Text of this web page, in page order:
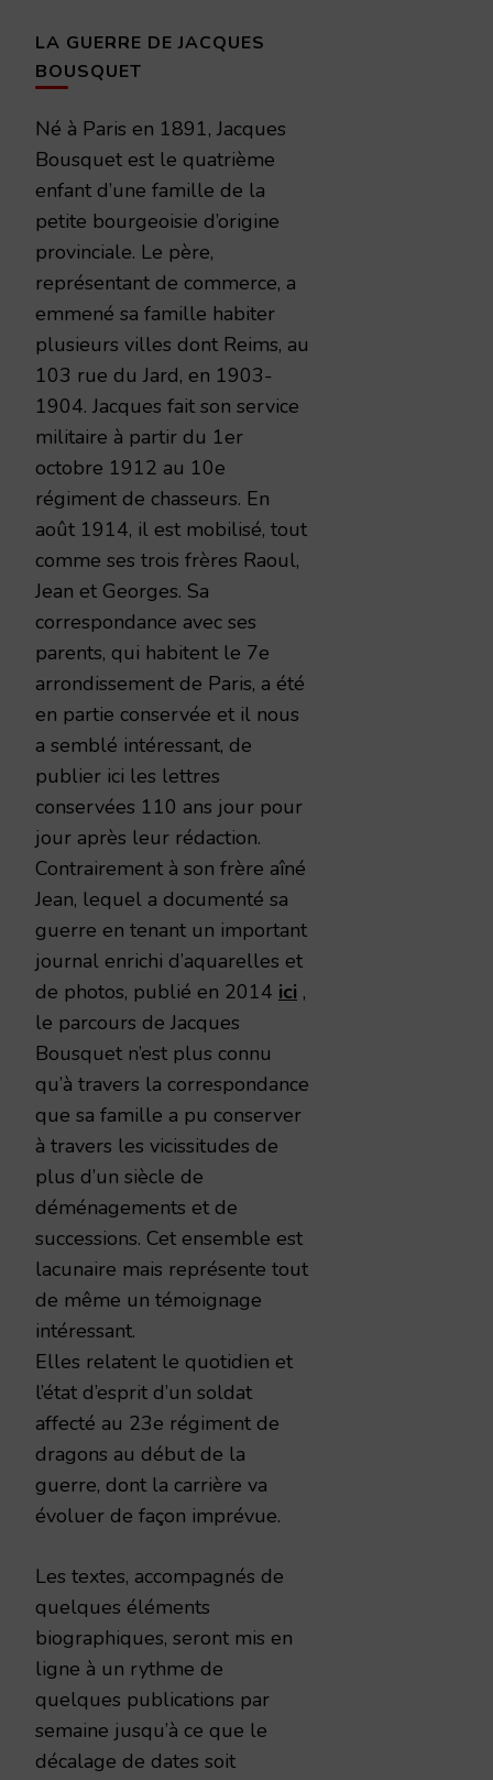
LA GUERRE DE JACQUES
BOUSQUET
Né à Paris en 1891, Jacques
Bousquet est le quatrième
enfant d’une famille de la
petite bourgeoisie d’origine
provinciale. Le père,
représentant de commerce, a
emmené sa famille habiter
plusieurs villes dont Reims, au
103 rue du Jard, en 1903-
1904. Jacques fait son service
militaire à partir du 1er
octobre 1912 au 10e
régiment de chasseurs. En
août 1914, il est mobilisé, tout
comme ses trois frères Raoul,
Jean et Georges. Sa
correspondance avec ses
parents, qui habitent le 7e
arrondissement de Paris, a été
en partie conservée et il nous
a semblé intéressant, de
publier ici les lettres
conservées 110 ans jour pour
jour après leur rédaction.
Contrairement à son frère aîné
Jean, lequel a documenté sa
guerre en tenant un important
journal enrichi d’aquarelles et
de photos, publié en 2014 ici ,
le parcours de Jacques
Bousquet n’est plus connu
qu’à travers la correspondance
que sa famille a pu conserver
à travers les vicissitudes de
plus d’un siècle de
déménagements et de
successions. Cet ensemble est
lacunaire mais représente tout
de même un témoignage
intéressant.
Elles relatent le quotidien et
l’état d’esprit d’un soldat
affecté au 23e régiment de
dragons au début de la
guerre, dont la carrière va
évoluer de façon imprévue.
Les textes, accompagnés de
quelques éléments
biographiques, seront mis en
ligne à un rythme de
quelques publications par
semaine jusqu’à ce que le
décalage de dates soit